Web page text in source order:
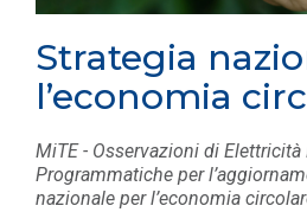
Strategia
l’economia
MiTE - Osservazioni di Elettricità
Programmatiche per
nazionale per l’economia